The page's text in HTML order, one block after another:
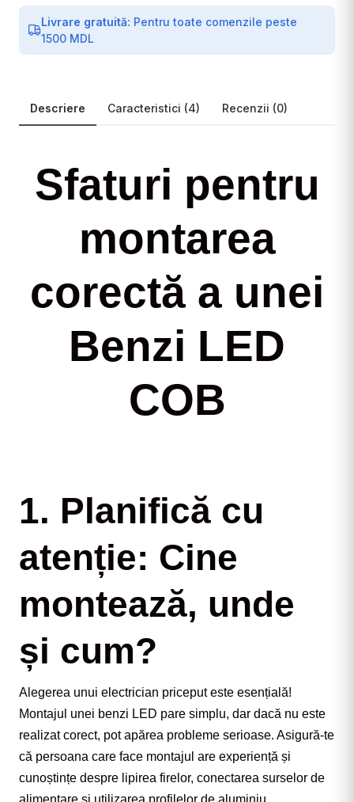
Livrare gratuită: Pentru toate comenzile peste
1500 MDL
Descriere Caracteristici (4) Recenzii (0)
Sfaturi pentru
montarea
corectă a unei
Benzi LED
COB
1. Planifică cu
atenție: Cine
montează, unde
și cum?
Alegerea unui electrician priceput este esențială!
Montajul unei benzi LED pare simplu, dar dacă nu este
realizat corect, pot apărea probleme serioase. Asigură-te
că persoana care face montajul are experiență și
cunoștințe despre lipirea firelor, conectarea surselor de